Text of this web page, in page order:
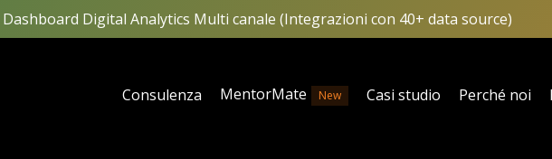
Digital Analytics Multi canale (Integrazioni con 40+ data source)
Consulenza MentorMate New Casi studio Perché noi